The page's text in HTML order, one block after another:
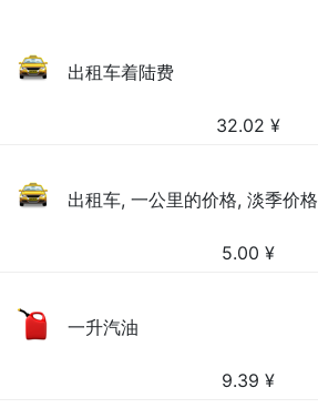
出租车着陆费
32.02 ¥
出租车, 一公里的价格, 淡季价格
5.00 ¥
一升汽油
9.39 ¥